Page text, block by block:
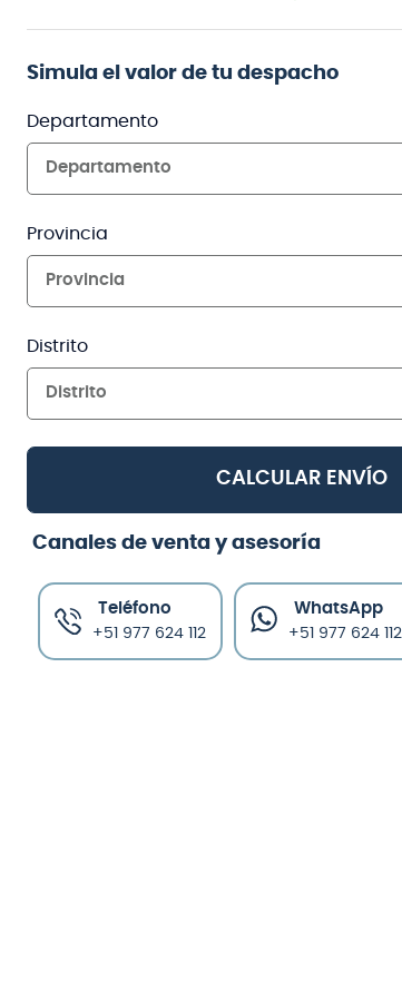
Simula el valor de tu despacho
Departamento
Departamento
Provincia
Provincia
Distrito
Distrito
CALCULAR ENVÍO
Canales de venta y asesoría
Teléfono
+51 977 624 112
WhatsApp
+51 977 624 112